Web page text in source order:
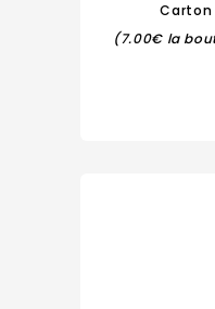
Carton
(7.00€ la